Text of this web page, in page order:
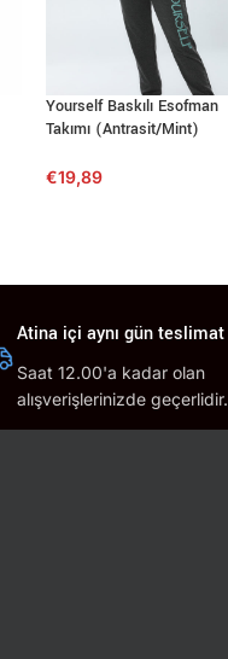
Yourself Baskılı Esofman
Takımı (Antrasit/Mint)
€19,89
Atina içi aynı gün teslimat
Saat 12.00'a kadar olan
alışverişlerinizde geçerlidir.